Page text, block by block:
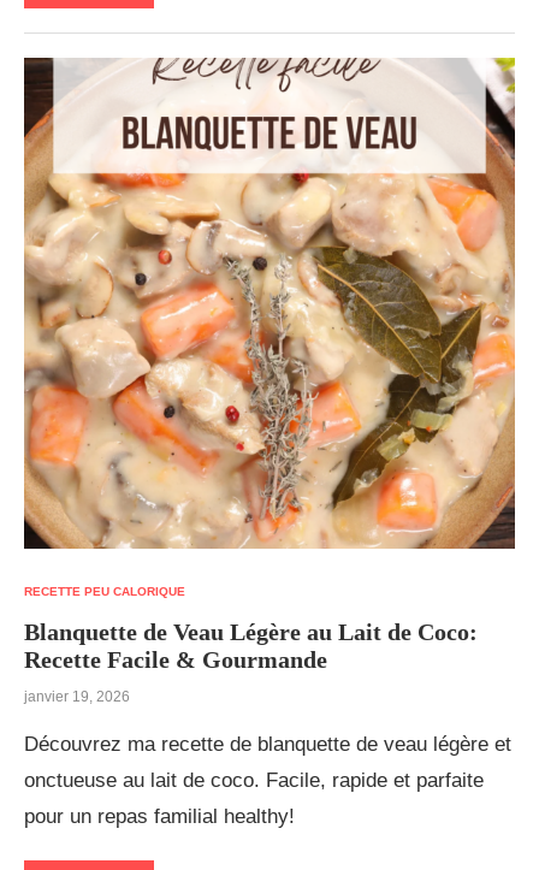
RECETTE PEU CALORIQUE
Blanquette de Veau Légère au Lait de Coco:
Recette Facile & Gourmande
janvier 19, 2026
Découvrez ma recette de blanquette de veau légère et
onctueuse au lait de coco. Facile, rapide et parfaite
pour un repas familial healthy!